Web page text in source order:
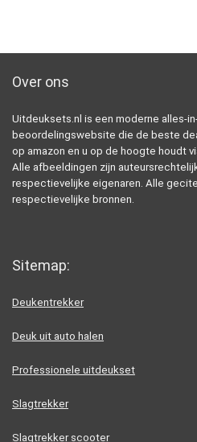
Over ons
Uitdeuksets.nl is een moderne alles-
beoordelingswebsite die de beste
op amazon en u op de hoogte houdt
Alle afbeeldingen zijn
respectievelijke eigenaren. Alle
respectievelijke bronnen.
Sitemap:
Deukentrekker
Deuk uit auto halen
Professionele uitdeukset
Slagtrekker
Slagtrekker scooter